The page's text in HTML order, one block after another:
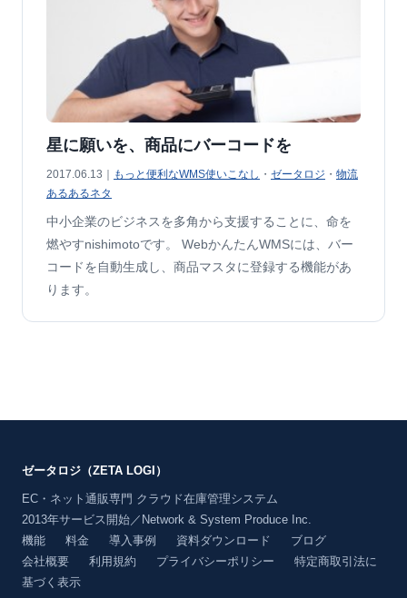
星に願いを、商品にバーコードを
2017.06.13｜ もっと便利なWMS使いこなし ・ ゼータロジ ・ 物流
あるあるネタ
中小企業のビジネスを多角から支援することに、命を
燃やすnishimotoです。 WebかんたんWMSには、バー
コードを自動生成し、商品マスタに登録する機能があ
ります。
ゼータロジ（ZETA LOGI）
EC・ネット通販専門 クラウド在庫管理システム
2013年サービス開始／Network & System Produce Inc.
機能
料金 導入事例 資料ダウンロード
ブログ
会社概要
利用規約 プライバシーポリシー
特定商取引法に
基づく表示